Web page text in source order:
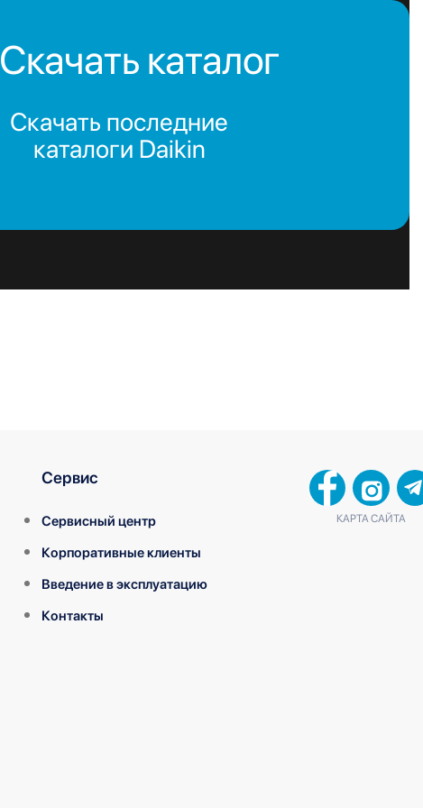
Скачать каталог
Скачать последние
каталоги Daikin
Сервис
Сервисный центр
Корпоративные клиенты
Введение в эксплуатацию
Контакты
КАРТА САЙТА